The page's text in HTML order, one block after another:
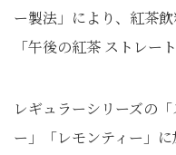
ー製法」により、紅茶
「午後の紅茶 ストレー
レギュラーシリーズの
ー」「レモンティー」